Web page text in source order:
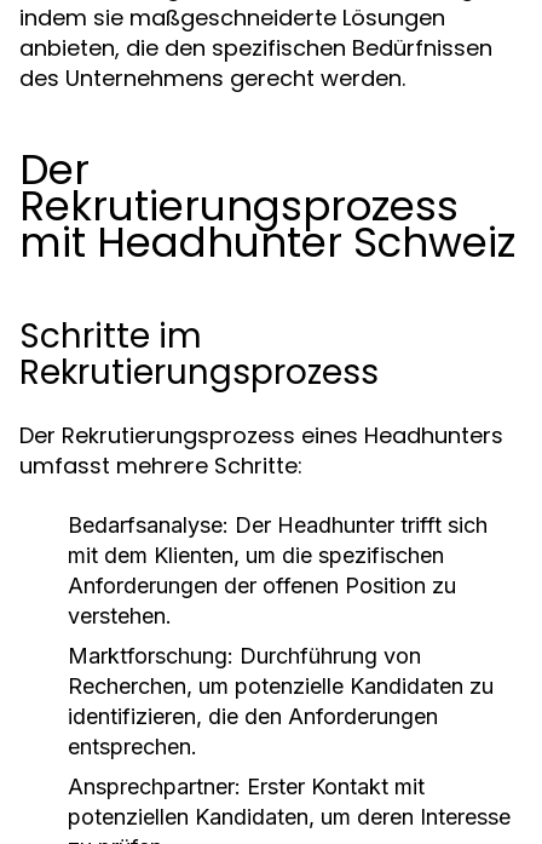
indem sie maßgeschneiderte Lösungen
anbieten, die den spezifischen Bedürfnissen
des Unternehmens gerecht werden.
Der
Rekrutierungsprozess
mit Headhunter Schweiz
Schritte im
Rekrutierungsprozess
Der Rekrutierungsprozess eines Headhunters
umfasst mehrere Schritte:
Bedarfsanalyse: Der Headhunter trifft sich
mit dem Klienten, um die spezifischen
Anforderungen der offenen Position zu
verstehen.
Marktforschung: Durchführung von
Recherchen, um potenzielle Kandidaten zu
identifizieren, die den Anforderungen
entsprechen.
Ansprechpartner: Erster Kontakt mit
potenziellen Kandidaten, um deren Interesse